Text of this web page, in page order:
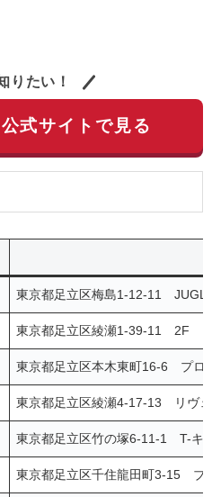
りたい！
式サイトで見る
東京都足立区梅島1-12-11
東京都足立区綾瀬1-39-11 2F
東京都足立区本木東町16-6 プ
東京都足立区綾瀬4-17-13 リヴ
東京都足立区竹の塚6-11-1 T-
東京都足立区千住龍田町3-15